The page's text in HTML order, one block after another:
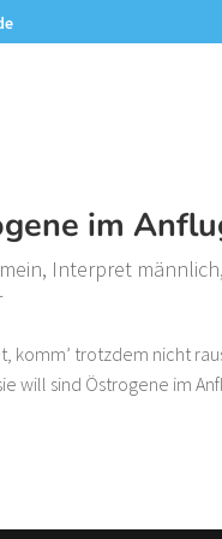
im
, Interpret männlich,
komm’ trotzdem nicht
will sind Östrogene im